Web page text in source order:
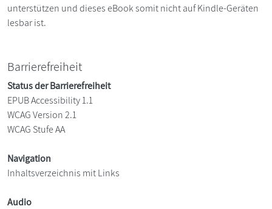
unterstützen und dieses eBook somit nicht auf Kindle-Geräten
lesbar ist.
Barrierefreiheit
Status der Barrierefreiheit
EPUB Accessibility 1.1
WCAG Version 2.1
WCAG Stufe AA
Navigation
Inhaltsverzeichnis mit Links
Audio